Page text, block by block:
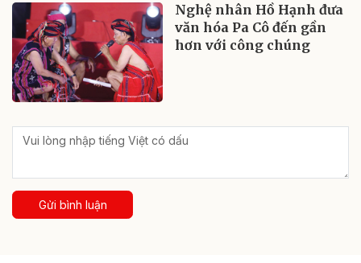
Nghệ nhân Hồ Hạnh đưa
văn hóa Pa Cô đến gần
hơn với công chúng
Gửi bình luận